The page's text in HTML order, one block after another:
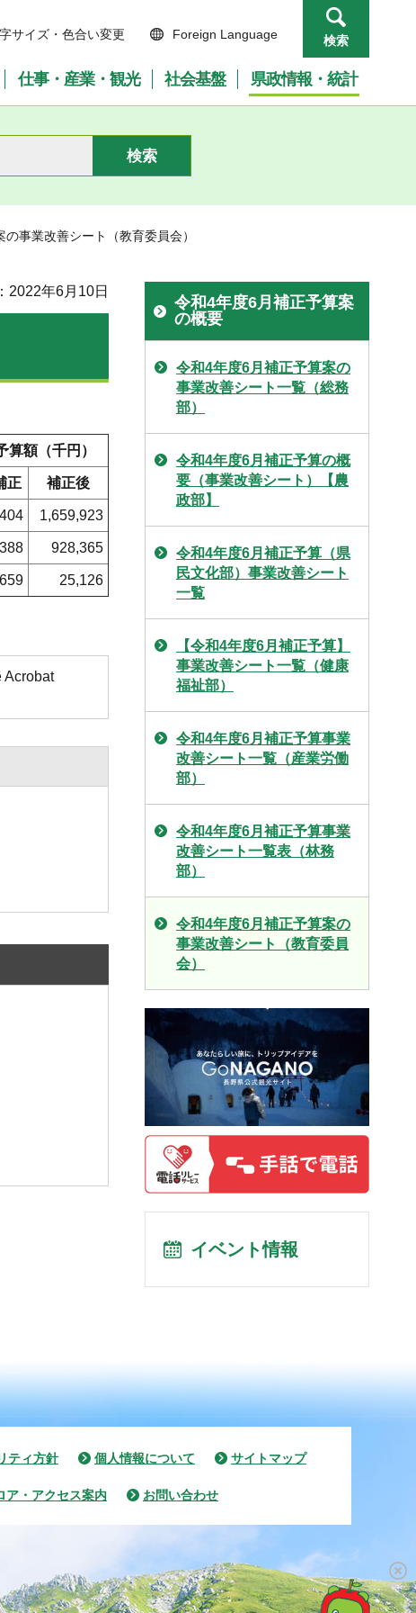
サイズ・色合い変更 Foreign Language 検索
仕事・産業・観光 社会基盤 県政情報・統計
事業改善シート（教育委員会）
2022年6月10日
算額（千円）
正 補正後
1,659,923
928,365
25,126
Acrobat
令和4年度6月補正予算案
の概要
令和4年度6月補正予算案の
事業改善シート一覧（総務
部）
令和4年度6月補正予算の概
要（事業改善シート）【農
政部】
令和4年度6月補正予算（県
民文化部）事業改善シート
一覧
【令和4年度6月補正予算】
事業改善シート一覧（健康
福祉部）
令和4年度6月補正予算事業
改善シート一覧（産業労働
部）
令和4年度6月補正予算事業
改善シート一覧表（林務
部）
令和4年度6月補正予算案の
事業改善シート（教育委員
会）
イベント情報
ティ方針 個人情報について サイトマップ
ア・アクセス案内 お問い合わせ